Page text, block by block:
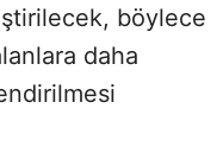
böylece
daha